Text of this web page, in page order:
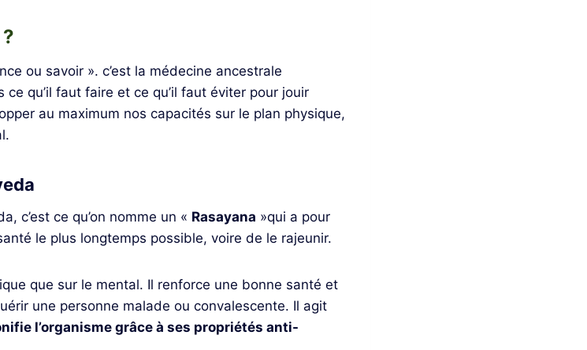
ou savoir ». c’est la médecine ancestrale
ce qu’il faut faire et ce qu’il faut éviter pour jouir
au maximum nos capacités sur le plan physique,
c’est ce qu’on nomme un « Rasayana »qui a pour
le plus longtemps possible, voire de le rajeunir.
que sur le mental. Il renforce une bonne santé et
une personne malade ou convalescente. Il agit
l’organisme grâce à ses propriétés anti-